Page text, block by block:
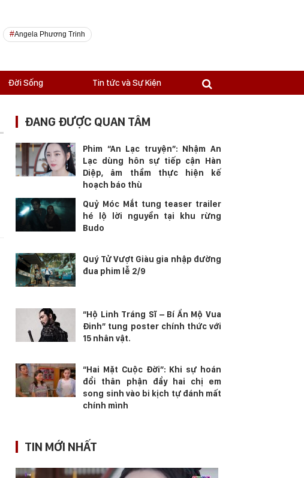
Angela Phương Trinh
Đời Sống Tin tức và Sự Kiện
ĐANG ĐƯỢC QUAN TÂM
Phim “An Lạc truyện”: Nhậm An
Lạc dùng hôn sự tiếp cận Hàn
Diệp, âm thầm thực hiện kế
hoạch báo thù
Quỷ Móc Mắt tung teaser trailer
hé lộ lời nguyền tại khu rừng
Budo
Quý Tử Vượt Giàu gia nhập đường
đua phim lễ 2/9
“Hộ Linh Tráng Sĩ – Bí Ẩn Mộ Vua
Đinh” tung poster chính thức với
15 nhân vật.
“Hai Mặt Cuộc Đời”: Khi sự hoán
đổi thân phận đẩy hai chị em
song sinh vào bi kịch tự đánh mất
chính mình
TIN MỚI NHẤT